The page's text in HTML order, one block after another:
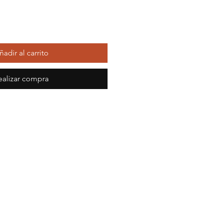
al carrito
compra